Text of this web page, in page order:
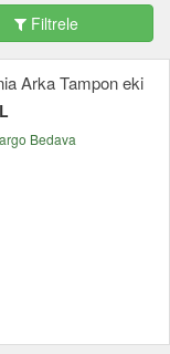
Filtrele
Arka Tampon eki
Bedava